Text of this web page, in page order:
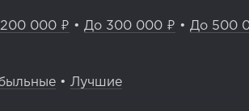
000 ₽ • До 300 000 ₽ • До 500
• Лучшие